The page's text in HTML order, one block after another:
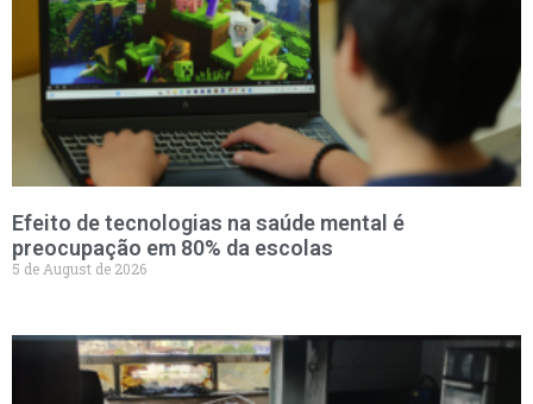
Efeito de tecnologias na saúde mental é
preocupação em 80% da escolas
5 de August de 2026